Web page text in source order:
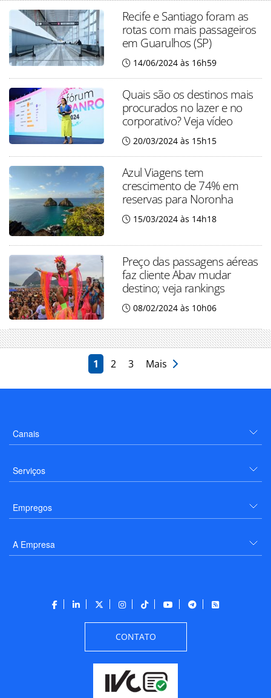
Recife e Santiago foram as
rotas com mais passageiros
em Guarulhos (SP)
14/06/2024 às 16h59
Quais são os destinos mais
procurados no lazer e no
corporativo? Veja vídeo
20/03/2024 às 15h15
Azul Viagens tem
crescimento de 74% em
reservas para Noronha
15/03/2024 às 14h18
Preço das passagens aéreas
faz cliente Abav mudar
destino; veja rankings
08/02/2024 às 10h06
1 2 3 Mais
Canais
Serviços
Empregos
A Empresa
CONTATO